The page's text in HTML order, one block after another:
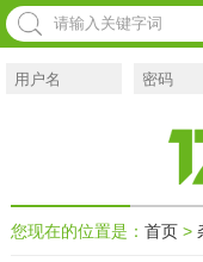
您现在的位置是： 首页>